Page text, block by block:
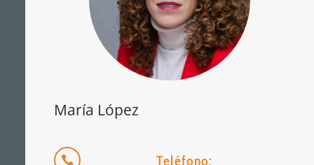
María López
 Teléfono: